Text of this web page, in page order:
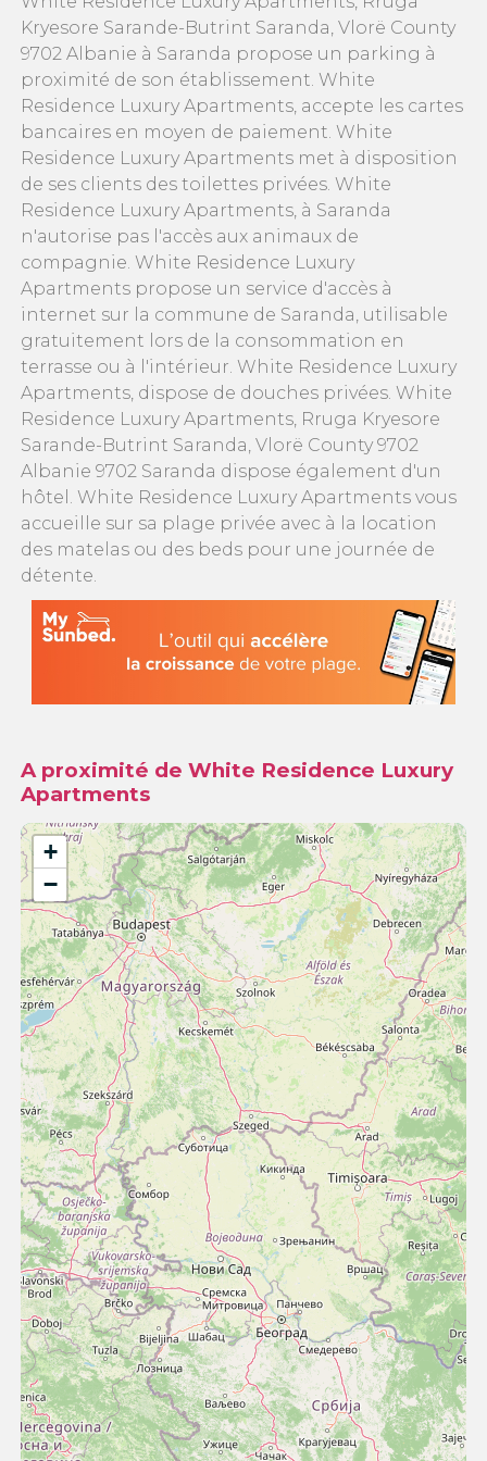
Kryesore Sarande-Butrint Saranda, Vlorë County
9702 Albanie à Saranda propose un parking à
proximité de son établissement. White
Residence Luxury Apartments, accepte les cartes
bancaires en moyen de paiement. White
Residence Luxury Apartments met à disposition
de ses clients des toilettes privées. White
Residence Luxury Apartments, à Saranda
n'autorise pas l'accès aux animaux de
compagnie. White Residence Luxury
Apartments propose un service d'accès à
internet sur la commune de Saranda, utilisable
gratuitement lors de la consommation en
terrasse ou à l'intérieur. White Residence Luxury
Apartments, dispose de douches privées. White
Residence Luxury Apartments, Rruga Kryesore
Sarande-Butrint Saranda, Vlorë County 9702
Albanie 9702 Saranda dispose également d'un
hôtel. White Residence Luxury Apartments vous
accueille sur sa plage privée avec à la location
des matelas ou des beds pour une journée de
détente.
A proximité de White Residence Luxury
Apartments
+
−